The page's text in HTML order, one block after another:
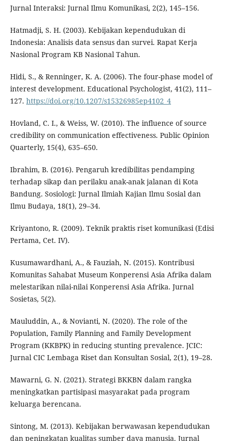
Jurnal Interaksi: Jurnal Ilmu Komunikasi, 2(2), 145–156.
Hatmadji, S. H. (2003). Kebijakan kependudukan di
Indonesia: Analisis data sensus dan survei. Rapat Kerja
Nasional Program KB Nasional Tahun.
Hidi, S., & Renninger, K. A. (2006). The four-phase model of
interest development. Educational Psychologist, 41(2), 111–
127. https://doi.org/10.1207/s15326985ep4102_4
Hovland, C. I., & Weiss, W. (2010). The influence of source
credibility on communication effectiveness. Public Opinion
Quarterly, 15(4), 635–650.
Ibrahim, B. (2016). Pengaruh kredibilitas pendamping
terhadap sikap dan perilaku anak-anak jalanan di Kota
Bandung. Sosiologi: Jurnal Ilmiah Kajian Ilmu Sosial dan
Ilmu Budaya, 18(1), 29–34.
Kriyantono, R. (2009). Teknik praktis riset komunikasi (Edisi
Pertama, Cet. IV).
Kusumawardhani, A., & Fauziah, N. (2015). Kontribusi
Komunitas Sahabat Museum Konperensi Asia Afrika dalam
melestarikan nilai-nilai Konperensi Asia Afrika. Jurnal
Sosietas, 5(2).
Mauluddin, A., & Novianti, N. (2020). The role of the
Population, Family Planning and Family Development
Program (KKBPK) in reducing stunting prevalence. JCIC:
Jurnal CIC Lembaga Riset dan Konsultan Sosial, 2(1), 19–28.
Mawarni, G. N. (2021). Strategi BKKBN dalam rangka
meningkatkan partisipasi masyarakat pada program
keluarga berencana.
Sintong, M. (2013). Kebijakan berwawasan kependudukan
dan peningkatan kualitas sumber daya manusia. Jurnal